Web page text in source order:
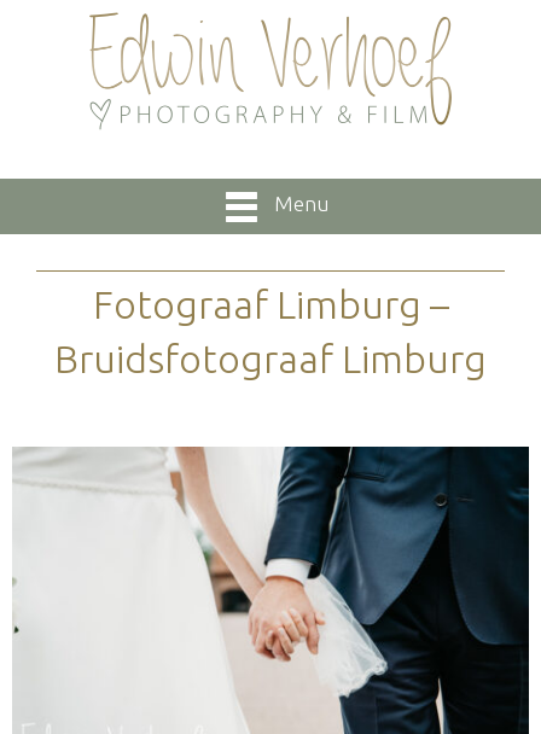
Menu
Fotograaf Limburg –
Bruidsfotograaf Limburg